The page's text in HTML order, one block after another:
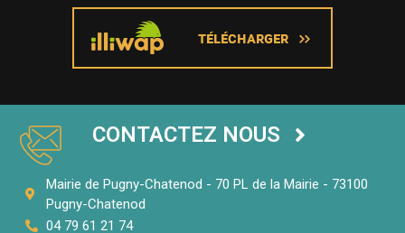
CONTACTEZ NOUS
Mairie de Pugny-Chatenod - 70 PL de la Mairie - 73100
Pugny-Chatenod
04 79 61 21 74